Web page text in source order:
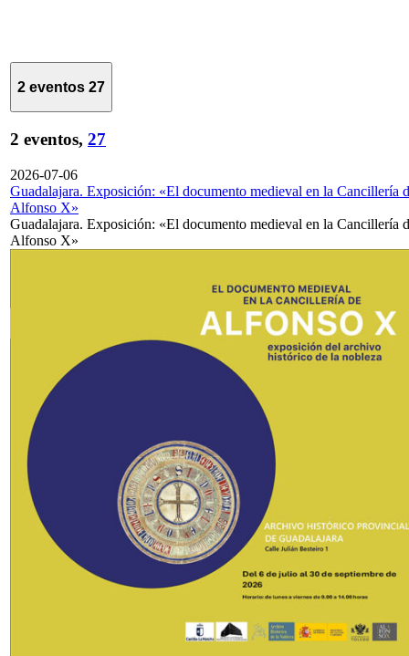
2 eventos 27
2 eventos, 27
2026-07-06
Guadalajara. Exposición: «El documento medieval en la Cancillería
Alfonso X»
Guadalajara. Exposición: «El documento medieval en la Cancillería
Alfonso X»